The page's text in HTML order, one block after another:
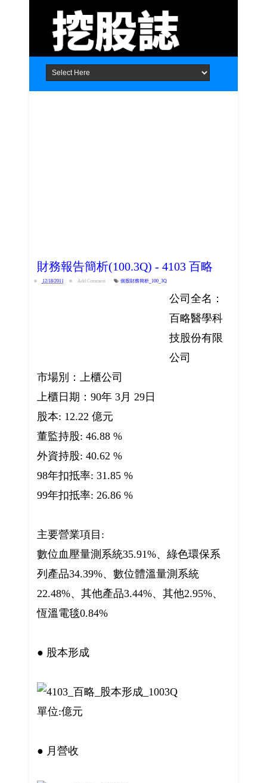
Home About Contact
財務報告簡析(100.3Q) - 4103 百略
12/18/2011 Add Comment 個股財務簡析_100_3Q
公司全名：
百略醫學科
技股份有限
公司
市場別：上櫃公司
上櫃日期：90年 3月 29日
股本: 12.22 億元
董監持股: 46.88 %
外資持股: 40.62 %
98年扣抵率: 31.85 %
99年扣抵率: 26.86 %
主要營業項目:
數位血壓量測系統35.91%、綠色環保系
列產品34.39%、數位體溫量測系統
22.48%、其他產品3.44%、其他2.95%、
恆溫電毯0.84%
● 股本形成
單位:億元
● 月營收